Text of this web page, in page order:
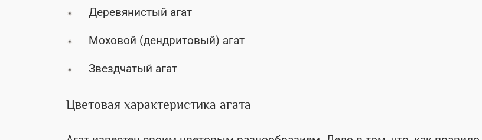
Деревянистый агат
Моховой (дендритовый) агат
Звездчатый агат
Цветовая характеристика агата